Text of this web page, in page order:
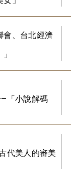
會、台北經濟
「小說解碼
代美人的審美